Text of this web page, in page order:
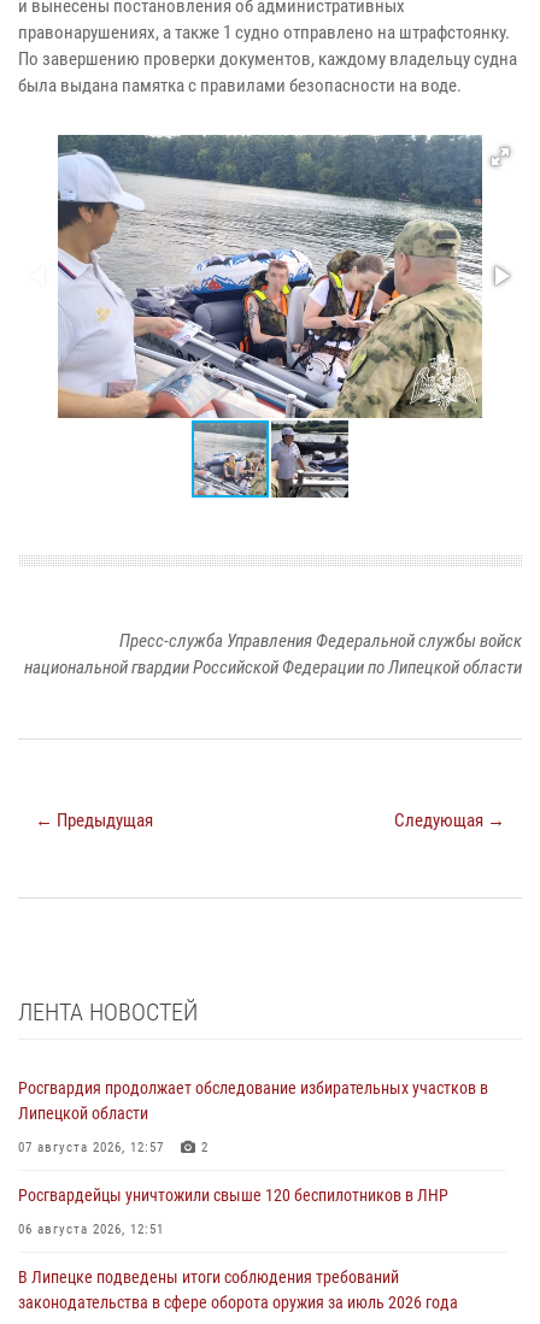
и вынесены постановления об административных
правонарушениях, а также 1 судно отправлено на штрафстоянку.
По завершению проверки документов, каждому владельцу судна
была выдана памятка с правилами безопасности на воде.
Пресс-служба Управления Федеральной службы войск
национальной гвардии Российской Федерации по Липецкой области
← Предыдущая Следующая →
ЛЕНТА НОВОСТЕЙ
Росгвардия продолжает обследование избирательных участков в
Липецкой области
07 августа 2026, 12:57 2
Росгвардейцы уничтожили свыше 120 беспилотников в ЛНР
06 августа 2026, 12:51
В Липецке подведены итоги соблюдения требований
законодательства в сфере оборота оружия за июль 2026 года